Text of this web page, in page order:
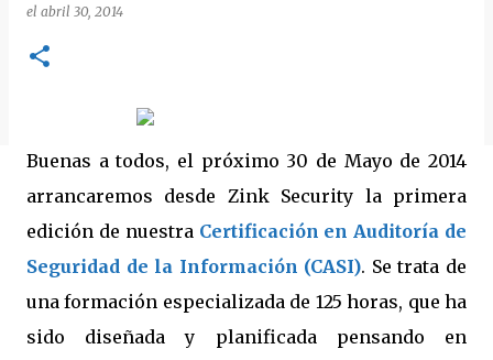
el abril 30, 2014
Buenas a todos, el próximo 30 de Mayo de 2014
arrancaremos desde Zink Security la primera
edición de nuestra Certificación en Auditoría de
Seguridad de la Información (CASI). Se trata de
una formación especializada de 125 horas, que ha
sido diseñada y planificada pensando en